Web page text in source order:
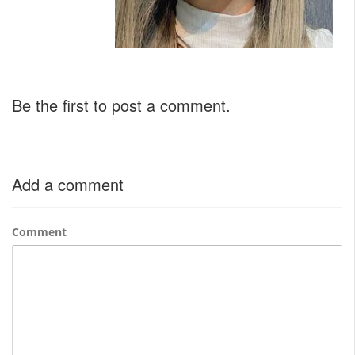
Be the first to post a comment.
Add a comment
Comment